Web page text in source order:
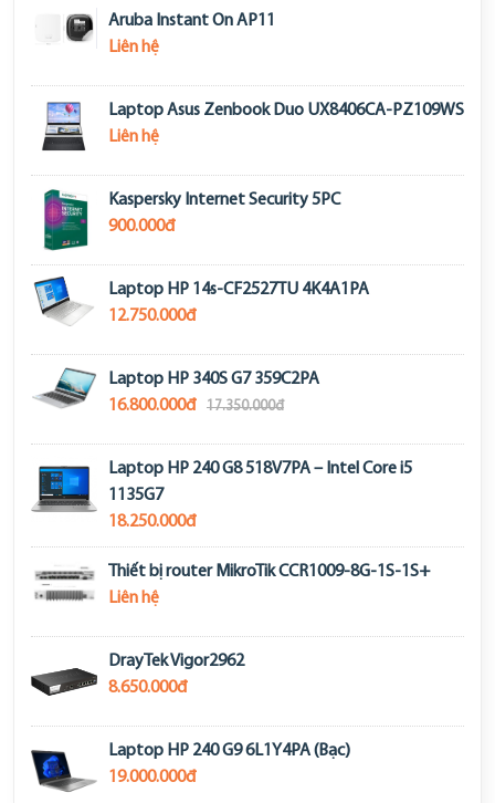
Aruba Instant On AP11
Liên hệ
Laptop Asus Zenbook Duo UX8406CA-PZ109WS
Liên hệ
Kaspersky Internet Security 5PC
900.000đ
Laptop HP 14s-CF2527TU 4K4A1PA
12.750.000đ
Laptop HP 340S G7 359C2PA
16.800.000đ
17.350.000đ
Laptop HP 240 G8 518V7PA – Intel Core i5
1135G7
18.250.000đ
Thiết bị router MikroTik CCR1009-8G-1S-1S+
Liên hệ
DrayTek Vigor2962
8.650.000đ
Laptop HP 240 G9 6L1Y4PA (Bạc)
19.000.000đ